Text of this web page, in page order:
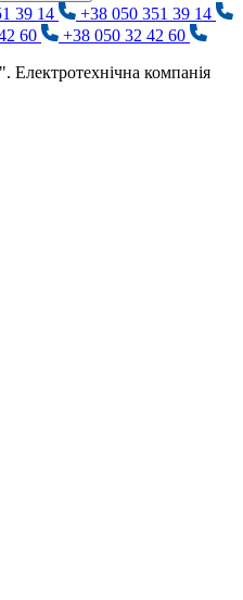
39 14
+38 050 351 39 14
60
+38 050 32 42 60
компанія